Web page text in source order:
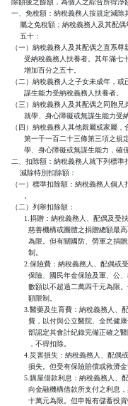
除額後之餘額，為個人之綜合所得淨
一、免稅額：納稅義務人按規定減
屬之免稅額；納稅義務人及其配
    五十：
（一）納稅義務人及其配偶之直系
受納稅義務人扶養者。其年滿
      增加百分之五十。
（二）納稅義務人之子女未成年，
      謀生能力受納稅義務人扶養者。
（三）納稅義務人及其配偶之同胞
就學、身心障礙或無謀生能力受
（四）納稅義務人其他親屬或家屬
第一千一百二十三條第三項之
學、身心障礙或無謀生能力，確
二、扣除額：納稅義務人就下列標準
    減除特別扣除額：
（一）標準扣除額：納稅義務人個
      。
（二）列舉扣除額：
1.捐贈：納稅義務人、配偶及受
慈善機構或團體之捐贈總額
為限。但有關國防、勞軍之
        制。
2.保險費：納稅義務人、配偶
保險、國民年金保險及軍、
數額以不超過二萬四千元為
        額限制。
3.醫藥及生育費：納稅義務人
費，以付與公立醫院、全民
部認定其會計紀錄完備正確
        ，不得扣除。
4.災害損失：納稅義務人、配
損失。但受有保險賠償或救濟
5.購屋借款利息：納稅義務人
向金融機構借款所支付之利
十萬元為限。但申報有儲蓄